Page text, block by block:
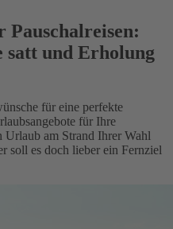
Pauschalreisen:
satt und Erholung
für eine perfekte
für Ihre
Urlaub am Strand Ihrer Wahl
soll es doch lieber ein Fernziel